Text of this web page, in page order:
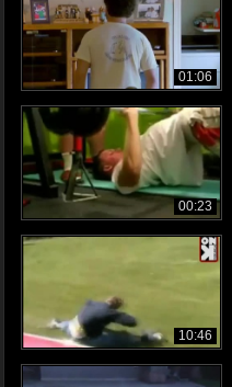
01:06
00:23
10:46